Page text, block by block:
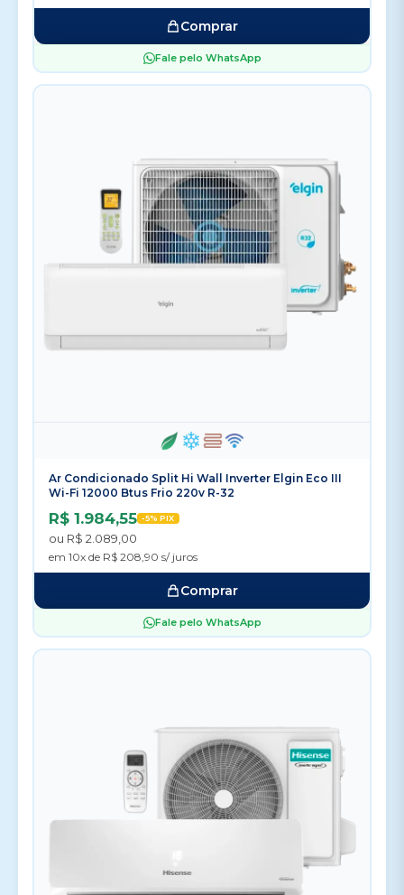
Comprar
Fale pelo WhatsApp
Ar Condicionado Split Hi Wall Inverter Elgin Eco III
Wi-Fi 12000 Btus Frio 220v R-32
R$ 1.984,55 -5% PIX
ou R$ 2.089,00
em 10x de R$ 208,90 s/ juros
Comprar
Fale pelo WhatsApp